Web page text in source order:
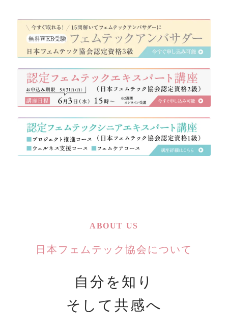
ABOUT US
日本フェムテック協会について
自分を知り
そして共感へ